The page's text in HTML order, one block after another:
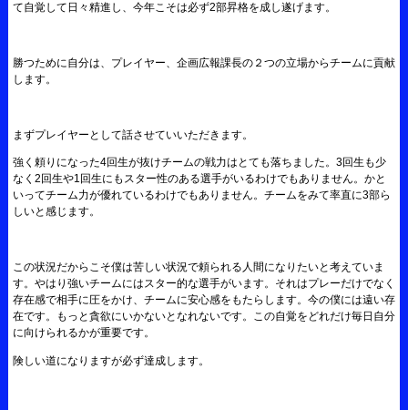
て自覚して日々精進し、今年こそは必ず2部昇格を成し遂げます。
勝つために自分は、プレイヤー、企画広報課長の２つの立場からチームに貢献
します。
まずプレイヤーとして話させていいただきます。
強く頼りになった4回生が抜けチームの戦力はとても落ちました。3回生も少
なく2回生や1回生にもスター性のある選手がいるわけでもありません。かと
いってチーム力が優れているわけでもありません。チームをみて率直に3部ら
しいと感じます。
この状況だからこそ僕は苦しい状況で頼られる人間になりたいと考えていま
す。やはり強いチームにはスター的な選手がいます。それはプレーだけでなく
存在感で相手に圧をかけ、チームに安心感をもたらします。今の僕には遠い存
在です。もっと貪欲にいかないとなれないです。この自覚をどれだけ毎日自分
に向けられるかが重要です。
険しい道になりますが必ず達成します。